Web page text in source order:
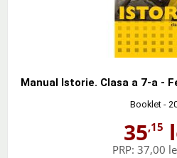
Manual Istorie. Clasa a 7-a -
Booklet -
35,15
PRP: 37,00